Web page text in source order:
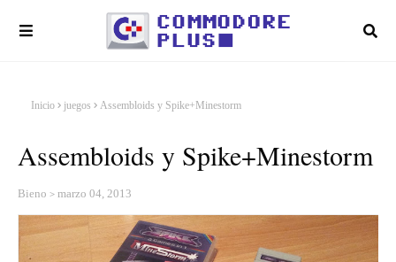
Inicio juegos Assembloids y Spike+Minestorm
Assembloids y Spike+Minestorm
Bieno marzo 04, 2013